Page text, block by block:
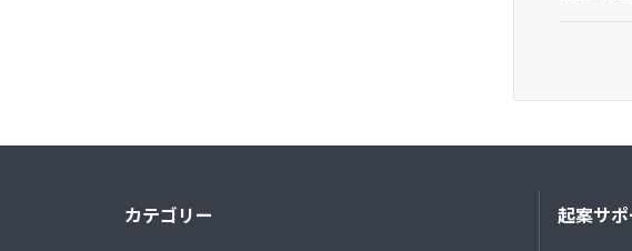
カテゴリー 起案サ